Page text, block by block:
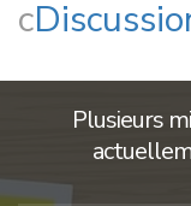
c
Plusieurs